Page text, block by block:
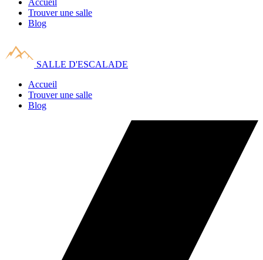
Accueil
Trouver une salle
Blog
SALLE D'ESCALADE
Accueil
Trouver une salle
Blog